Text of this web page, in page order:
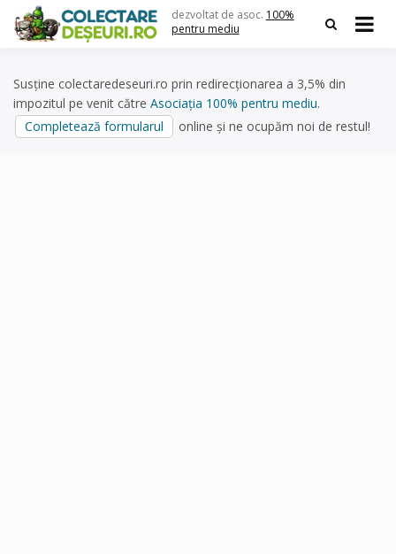
content
dezvoltat de asoc. 100%
pentru mediu
Susține colectaredeseuri.ro prin redirecționarea a 3,5% din
impozitul pe venit către Asociația 100% pentru mediu.
Completează formularul
online și ne ocupăm noi de restul!